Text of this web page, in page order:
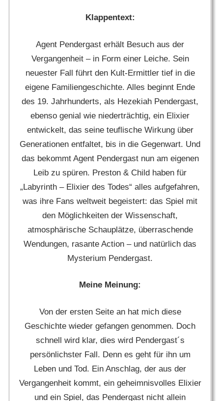
Klappentext:
Agent Pendergast erhält Besuch aus der
Vergangenheit – in Form einer Leiche. Sein
neuester Fall führt den Kult-Ermittler tief in die
eigene Familiengeschichte. Alles beginnt Ende
des 19. Jahrhunderts, als Hezekiah Pendergast,
ebenso genial wie niederträchtig, ein Elixier
entwickelt, das seine teuflische Wirkung über
Generationen entfaltet, bis in die Gegenwart. Und
das bekommt Agent Pendergast nun am eigenen
Leib zu spüren. Preston & Child haben für
„Labyrinth – Elixier des Todes“ alles aufgefahren,
was ihre Fans weltweit begeistert: das Spiel mit
den Möglichkeiten der Wissenschaft,
atmosphärische Schauplätze, überraschende
Wendungen, rasante Action – und natürlich das
Mysterium Pendergast.
Meine Meinung:
Von der ersten Seite an hat mich diese
Geschichte wieder gefangen genommen. Doch
schnell wird klar, dies wird Pendergast´s
persönlichster Fall. Denn es geht für ihn um
Leben und Tod. Ein Anschlag, der aus der
Vergangenheit kommt, ein geheimnisvolles Elixier
und ein Spiel, das Pendergast nicht allein